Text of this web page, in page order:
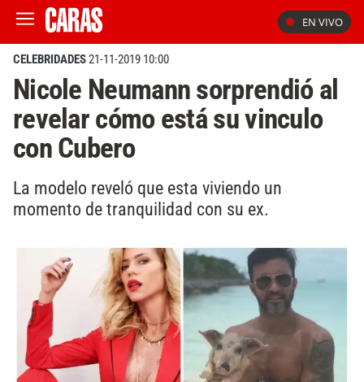
EN VIVO
CELEBRIDADES21-11-2019 10:00
Nicole Neumann sorprendió al
revelar cómo está su vinculo
con Cubero
La modelo reveló que esta viviendo un
momento de tranquilidad con su ex.